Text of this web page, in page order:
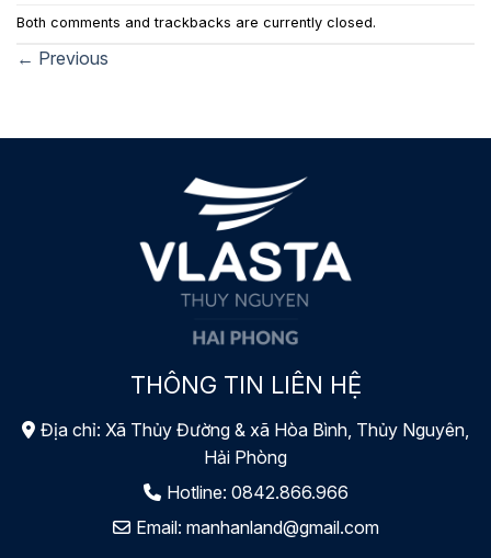
Both comments and trackbacks are currently closed.
← Previous
THÔNG TIN LIÊN HỆ
Địa chỉ: Xã Thủy Đường & xã Hòa Bình, Thủy Nguyên,
Hải Phòng
Hotline: 0842.866.966
Email: manhanland@gmail.com